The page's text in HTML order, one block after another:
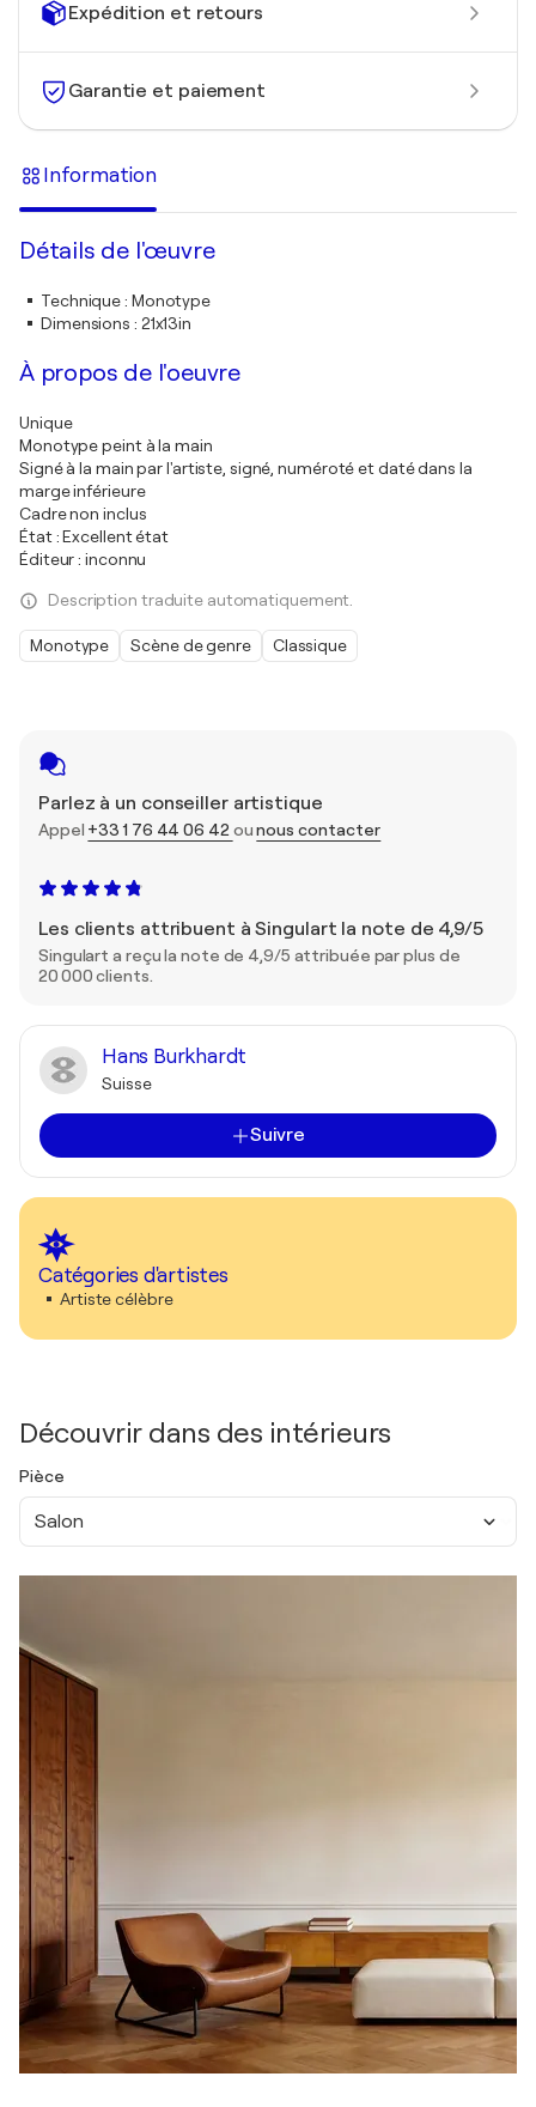
Expédition et retours
Garantie et paiement
Parlez à un conseiller artistique
Appel +33 1 76 44 06 42 ounous contacter
Les clients attribuent à Singulart la note de 4,9/5
Singulart a reçu la note de 4,9/5 attribuée par plus de
20 000 clients.
Hans Burkhardt
Suisse
Suivre
Catégories d'artistes
Artiste célèbre
Découvrir dans des intérieurs
Pièce
Salon
Information
Détails de l'œuvre
Technique: Monotype
Dimensions : 21x13in
À propos de l'oeuvre
Unique
Monotype peint à la main
Signé à la main par l'artiste, signé, numéroté et daté dans la
marge inférieure
Cadre non inclus
État : Excellent état
Éditeur : inconnu
Description traduite automatiquement.
Monotype Scène de genre Classique